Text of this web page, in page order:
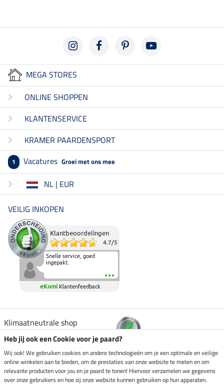
MEGA STORES
ONLINE SHOPPEN
KLANTENSERVICE
KRAMER PAARDENSPORT
1 Vacatures Groei met ons mee
NL | EUR
VEILIG INKOPEN
Klantbeoordelingen
4.7/5
Snelle service, goed
ingepakt.
eKomi Klantenfeedback
Klimaatneutrale shop
Verzending per
Heb jij ook een Cookie voor je paard?
Wij ook! We gebruiken cookies en andere technologieën om je een optimale en veilige
online winkelen aan te bieden, om de prestaties van onze website te meten en om
relevante producten voor jou en je paard te tonen! Hiervoor verzamelen we gegevens
over onze gebruikers en hoe zij onze website kunnen gebruiken op hun apparaten.